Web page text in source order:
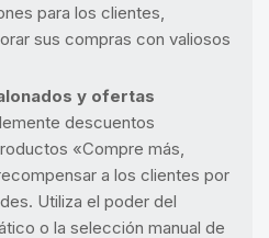
para los clientes,
sus compras con valiosos
y ofertas
descuentos
«Compre más,
a los clientes por
Utiliza el poder del
o la selección manual de